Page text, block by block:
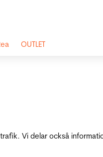
Vi delar också
OUTLET